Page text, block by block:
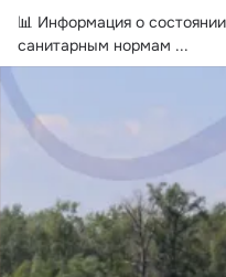
📊 Информация о
санитарным нормам ...